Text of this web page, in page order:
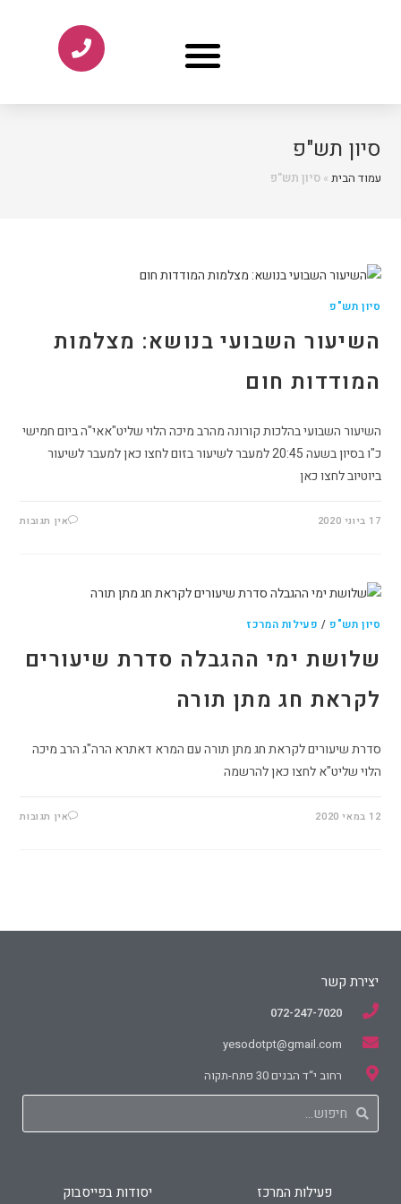
סיון תש"פ
עמוד הבית »סיון תש"פ
סיון תש"פ
השיעור השבועי בנושא: מצלמות
המודדות חום
השיעור השבועי בהלכות קורונה מהרב מיכה הלוי שליט"אאי"ה ביום חמישי
כ"ו בסיון בשעה 20:45 למעבר לשיעור בזום לחצו כאן למעבר לשיעור
ביוטיוב לחצו כאן
אין תגובות 17 ביוני 2020
סיון תש"פ/ פעילות המרכז
שלושת ימי ההגבלה סדרת שיעורים
לקראת חג מתן תורה
סדרת שיעורים לקראת חג מתן תורה עם המרא דאתרא הרה"ג הרב מיכה
הלוי שליט"א לחצו כאן להרשמה
אין תגובות 12 במאי 2020
יצירת קשר
072-247-7020
yesodotpt@gmail.com
רחוב י“ד הבנים 30 פתח-תקוה
פעילות המרכז יסודות בפייסבוק